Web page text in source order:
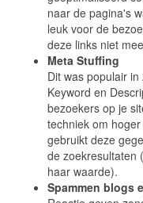
naar de pagina's
leuk voor de
deze links niet
Meta Stuffing
Dit was populair
Keyword en
bezoekers op je
techniek om
gebruikt deze
de zoekresultaten
haar waarde).
Spammen blogs